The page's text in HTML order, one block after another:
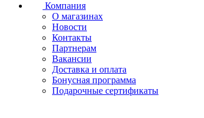
Компания
О магазинах
Новости
Контакты
Партнерам
Вакансии
Доставка и оплата
Бонусная программа
Подарочные сертификаты